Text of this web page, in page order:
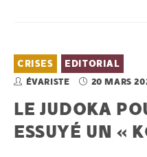
CRISES EDITORIAL
ÉVARISTE 20 MARS
LE JUDOKA
ESSUYÉ UN «